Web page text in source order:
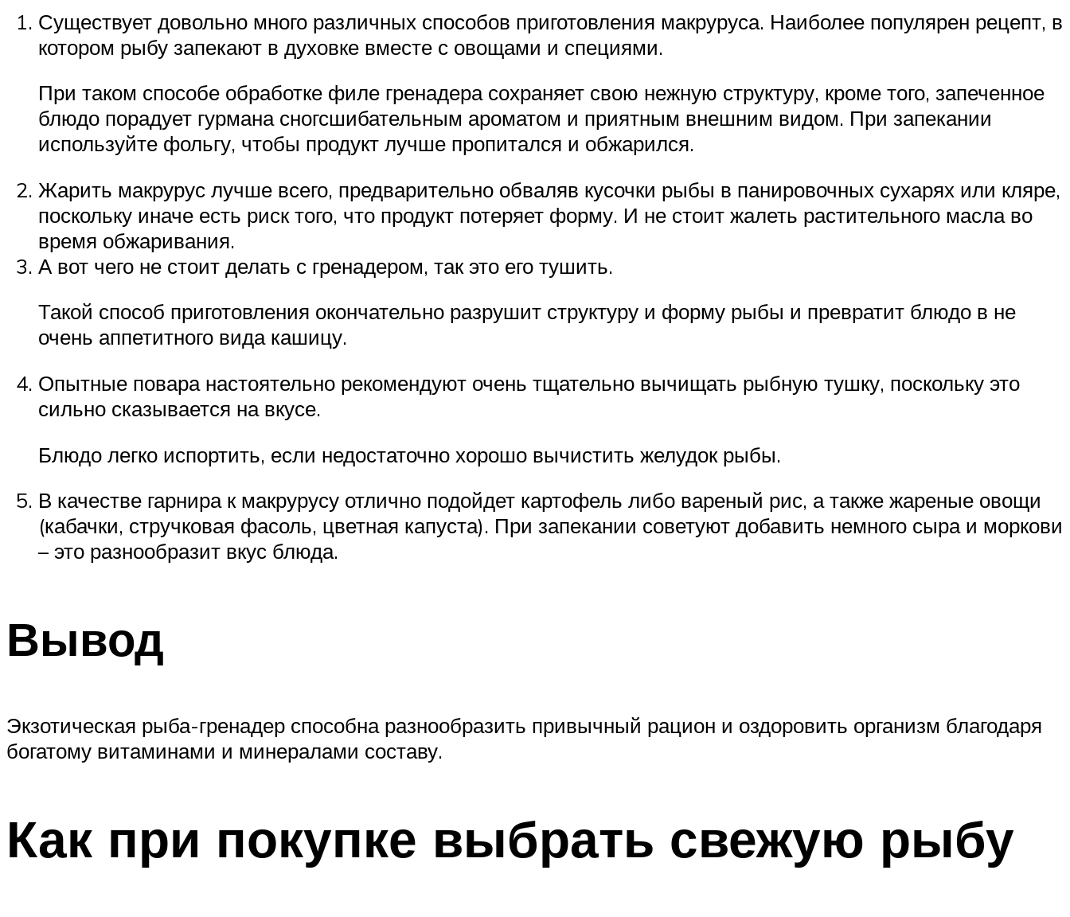
Существует довольно много различных способов приготовления макруруса. Наиболее популярен рецепт, в
котором рыбу запекают в духовке вместе с овощами и специями.
При таком способе обработке филе гренадера сохраняет свою нежную структуру, кроме того, запеченное
блюдо порадует гурмана сногсшибательным ароматом и приятным внешним видом. При запекании
используйте фольгу, чтобы продукт лучше пропитался и обжарился.
Жарить макрурус лучше всего, предварительно обваляв кусочки рыбы в панировочных сухарях или кляре,
поскольку иначе есть риск того, что продукт потеряет форму. И не стоит жалеть растительного масла во
время обжаривания.
А вот чего не стоит делать с гренадером, так это его тушить.
Такой способ приготовления окончательно разрушит структуру и форму рыбы и превратит блюдо в не
очень аппетитного вида кашицу.
Опытные повара настоятельно рекомендуют очень тщательно вычищать рыбную тушку, поскольку это
сильно сказывается на вкусе.
Блюдо легко испортить, если недостаточно хорошо вычистить желудок рыбы.
В качестве гарнира к макрурусу отлично подойдет картофель либо вареный рис, а также жареные овощи
(кабачки, стручковая фасоль, цветная капуста). При запекании советуют добавить немного сыра и моркови
– это разнообразит вкус блюда.
Вывод
Экзотическая рыба-гренадер способна разнообразить привычный рацион и оздоровить организм благодаря
богатому витаминами и минералами составу.
Как при покупке выбрать свежую рыбу